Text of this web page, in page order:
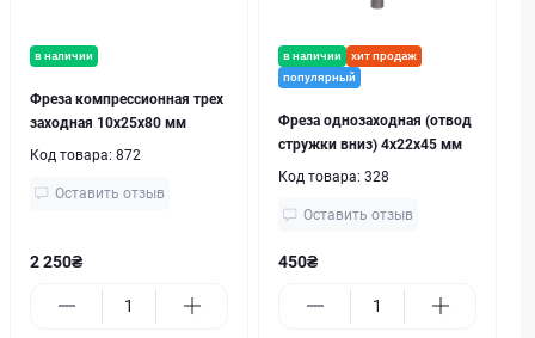
в наличии
Фреза компрессионная трех
заходная 10х25х80 мм
Код товара: 872
Оставить отзыв
2 250₴
в наличии
хит продаж
популярный
Фреза однозаходная (отвод
стружки вниз) 4х22х45 мм
Код товара: 328
Оставить отзыв
450₴